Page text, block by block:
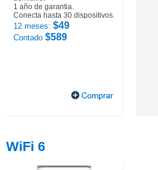
1 año de garantia.
Conecta hasta 30 dispositivos.
12 meses: $49
Contado $589
WiFi 6